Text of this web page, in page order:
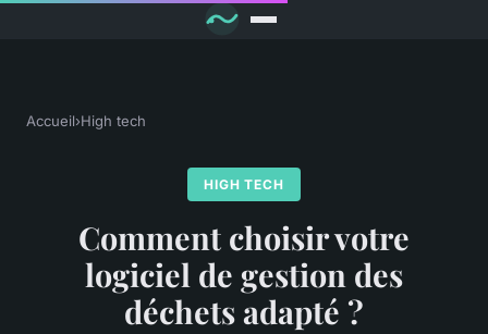
Accueil›High tech
HIGH TECH
Comment choisir votre
logiciel de gestion des
déchets adapté ?